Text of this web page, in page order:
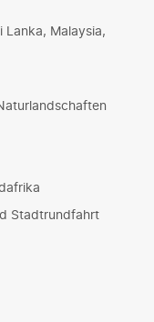
Lanka, Malaysia,
Stadtrundfahrt